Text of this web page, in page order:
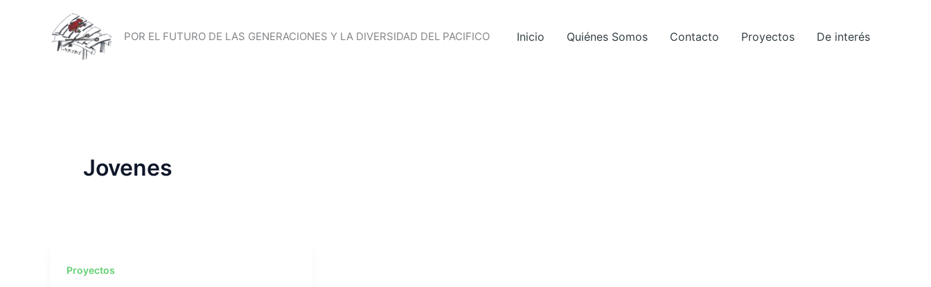
POR EL FUTURO DE LAS GENERACIONES Y LA DIVERSIDAD DEL PACIFICO Inicio Quiénes Somos Contacto Proyectos De interés
Jovenes
Proyectos